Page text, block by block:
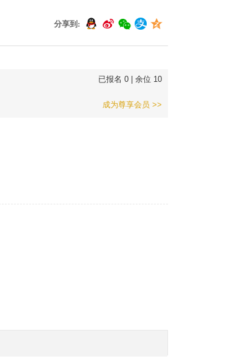
分享到:
已报名 0 | 余位 10
成为尊享会员 >>